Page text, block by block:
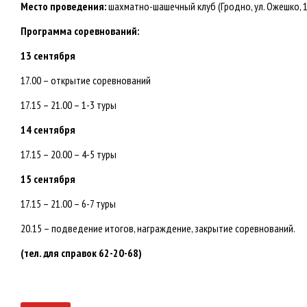
Место проведения:шахматно-шашечный клуб (Гродно, ул. Ожешко,
Программа соревнований:
13 сентября
17.00 – открытие соревнований
17.15 – 21.00 – 1-3 туры
14 сентября
17.15 – 20.00 – 4-5 туры
15 сентября
17.15 – 21.00 – 6-7 туры
20.15 – подведение итогов, награждение, закрытие соревнований.
(тел. для справок 62-20-68)